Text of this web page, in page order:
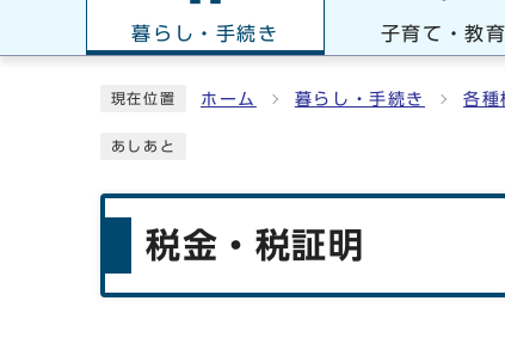
暮らし・手続き 子育て・教育
現在位置 ホーム 暮らし・手続き 各種
あしあと
税金・税証明